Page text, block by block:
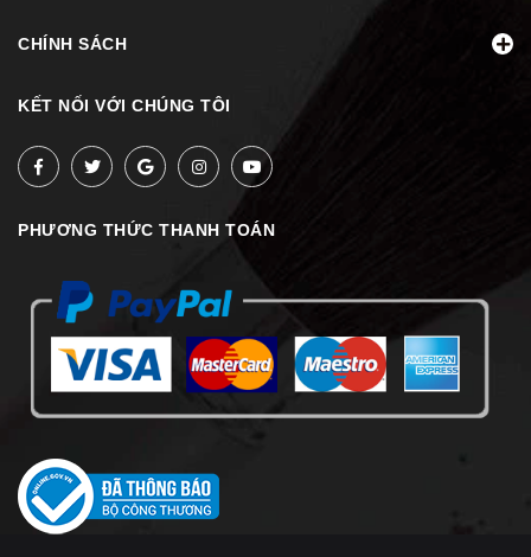
CHÍNH SÁCH
KẾT NỐI VỚI CHÚNG TÔI
PHƯƠNG THỨC THANH TOÁN